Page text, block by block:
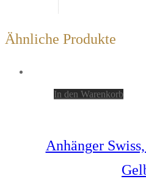
Ähnliche Produkte
In den Warenkorb
Anhänger